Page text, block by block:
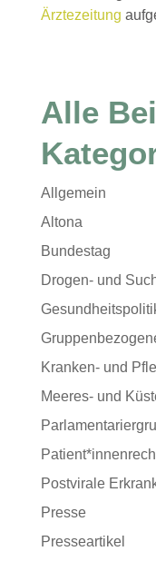
Ärztezeitung
Alle
Allgemein
Altona
Bundestag
Drogen- und
Kranken- und
Meeres- und
Postvirale
Presse
Presseartikel